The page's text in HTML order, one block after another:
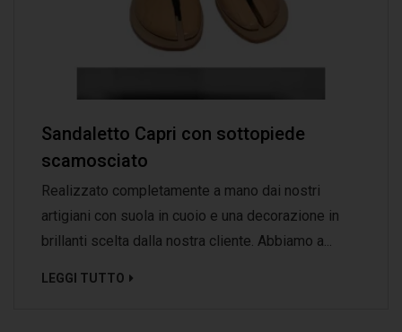
Sandaletto Capri con sottopiede
scamosciato
Realizzato completamente a mano dai nostri
artigiani con suola in cuoio e una decorazione in
brillanti scelta dalla nostra cliente. Abbiamo a...
LEGGI TUTTO